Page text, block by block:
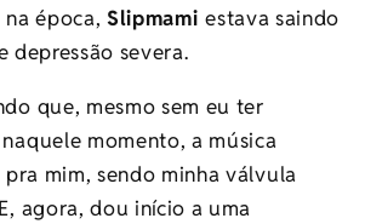
na época,Slipmamiestava saindo
depressão severa.
que, mesmo sem eu ter
momento, a música
mim, sendo minha válvula
agora, dou início a uma